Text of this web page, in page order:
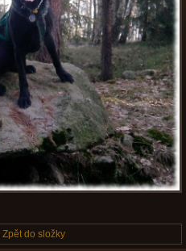
Zpět do složky